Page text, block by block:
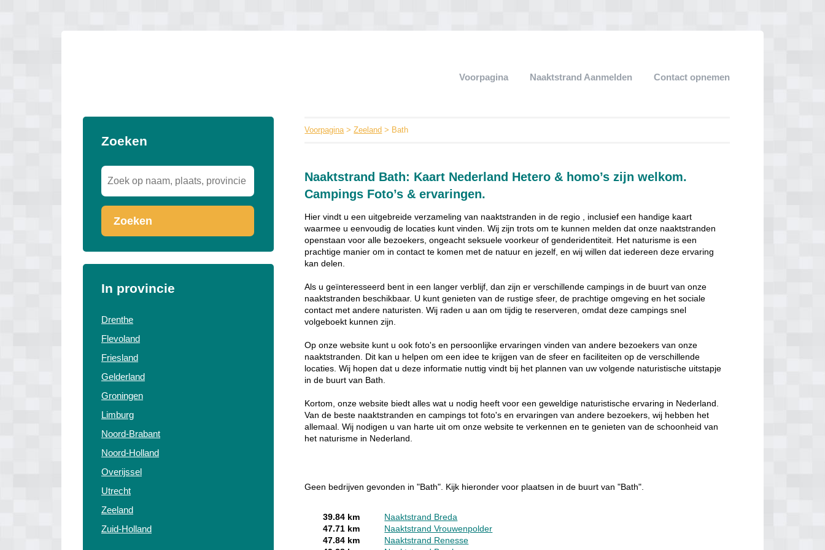
Voorpagina Naaktstrand Aanmelden Contact opnemen
Zoeken
Zoeken
In provincie
Drenthe
Flevoland
Friesland
Gelderland
Groningen
Limburg
Noord-Brabant
Noord-Holland
Overijssel
Utrecht
Zeeland
Zuid-Holland
Voorpagina>Zeeland > Bath
Naaktstrand Bath: Kaart Nederland Hetero & homo’s zijn welkom.
Campings Foto’s & ervaringen.
Hier vindt u een uitgebreide verzameling van naaktstranden in de regio , inclusief een handige kaart
waarmee u eenvoudig de locaties kunt vinden. Wij zijn trots om te kunnen melden dat onze naaktstranden
openstaan voor alle bezoekers, ongeacht seksuele voorkeur of genderidentiteit. Het naturisme is een
prachtige manier om in contact te komen met de natuur en jezelf, en wij willen dat iedereen deze ervaring
kan delen.
Als u geïnteresseerd bent in een langer verblijf, dan zijn er verschillende campings in de buurt van onze
naaktstranden beschikbaar. U kunt genieten van de rustige sfeer, de prachtige omgeving en het sociale
contact met andere naturisten. Wij raden u aan om tijdig te reserveren, omdat deze campings snel
volgeboekt kunnen zijn.
Op onze website kunt u ook foto's en persoonlijke ervaringen vinden van andere bezoekers van onze
naaktstranden. Dit kan u helpen om een idee te krijgen van de sfeer en faciliteiten op de verschillende
locaties. Wij hopen dat u deze informatie nuttig vindt bij het plannen van uw volgende naturistische uitstapje
in de buurt van Bath.
Kortom, onze website biedt alles wat u nodig heeft voor een geweldige naturistische ervaring in Nederland.
Van de beste naaktstranden en campings tot foto's en ervaringen van andere bezoekers, wij hebben het
allemaal. Wij nodigen u van harte uit om onze website te verkennen en te genieten van de schoonheid van
het naturisme in Nederland.
Geen bedrijven gevonden in "Bath". Kijk hieronder voor plaatsen in de buurt van "Bath".
39.84 km
Naaktstrand Breda
47.71 km
Naaktstrand Vrouwenpolder
47.84 km
Naaktstrand Renesse